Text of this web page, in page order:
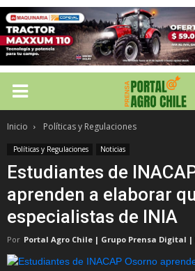
Inicio Políticas y Regulaciones
Políticas y Regulaciones Noticias
Estudiantes de
aprenden a elaborar
especialistas de INIA
Por Portal Agro Chile | Grupo Prensa Digital |